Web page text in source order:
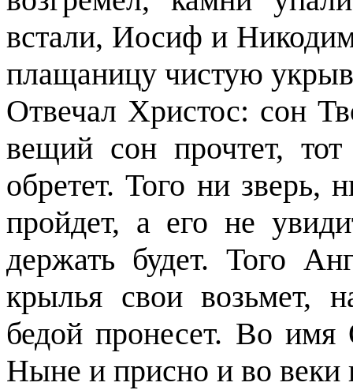
встали, Иосиф и
плащаницу чистую
Отвечал Христос: сон
вещий сон прочтет,
обретет. Того ни зверь,
пройдет, а его не
держать будет. Того
крылья свои возьмет,
бедой пронесет. Во
Ныне и присно и во веки